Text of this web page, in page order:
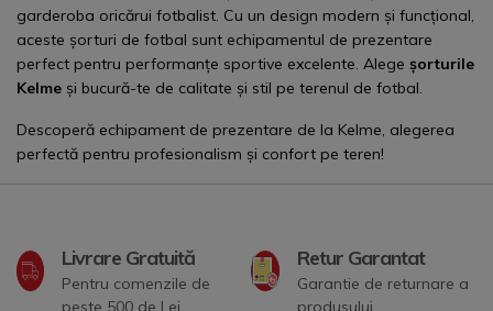
garderoba oricărui fotbalist. Cu un design modern și funcțional,
aceste șorturi de fotbal sunt echipamentul de prezentare
perfect pentru performanțe sportive excelente. Alege șorturile
Kelme și bucură-te de calitate și stil pe terenul de fotbal.
Descoperă echipament de prezentare de la Kelme, alegerea
perfectă pentru profesionalism și confort pe teren!
Livrare Gratuită
Pentru comenzile de
peste 500 de Lei
Retur Garantat
Garantie de returnare a
produsului